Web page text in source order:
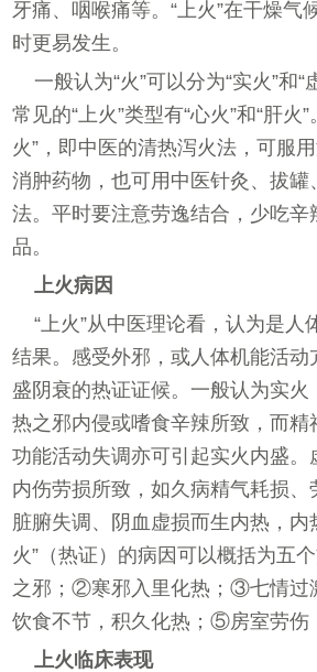
牙痛、咽喉痛等。“上火”在干燥气
时更易发生。
一般认为“火”可以分为“实火”和
常见的“上火”类型有“心火”和“肝火
火”，即中医的清热泻火法，可服
消肿药物，也可用中医针灸、拔罐
法。平时要注意劳逸结合，少吃辛
品。
上火病因
“上火”从中医理论看，认为是人
结果。感受外邪，或人体机能活动
盛阴衰的热证证候。一般认为实火
热之邪内侵或嗜食辛辣所致，而精
功能活动失调亦可引起实火内盛。
内伤劳损所致，如久病精气耗损、
脏腑失调、阴血虚损而生内热，内
火”（热证）的病因可以概括为五
之邪；②寒邪入里化热；③七情过
饮食不节，积久化热；⑤房室劳伤
上火临床表现